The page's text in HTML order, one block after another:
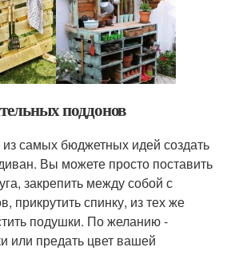
поддонов
самых бюджетных идей создать
Вы можете просто поставить
закрепить между собой с
прикрутить спинку, из тех же
подушки. По желанию -
или предать цвет вашей